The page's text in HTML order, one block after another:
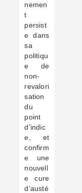
nemen
t
persist
e dans
sa
politiqu
e de
non-
revalori
sation
du
point
d’indic
e, et
confirm
e une
nouvell
e cure
d’austé